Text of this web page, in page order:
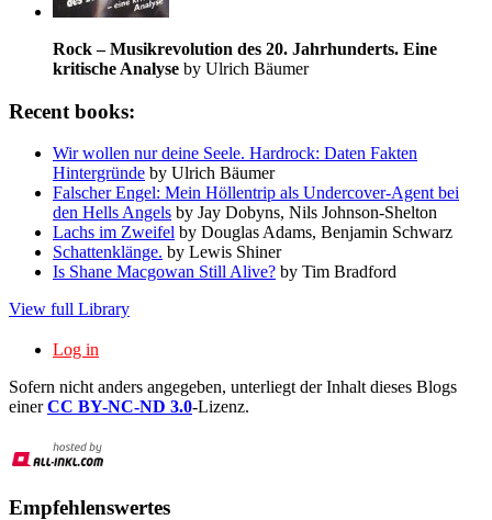
Rock – Musikrevolution des 20. Jahrhunderts. Eine
kritische Analyse by Ulrich Bäumer
Recent books:
Wir wollen nur deine Seele. Hardrock: Daten Fakten
Hintergründe by Ulrich Bäumer
Falscher Engel: Mein Höllentrip als Undercover-Agent bei
den Hells Angels by Jay Dobyns, Nils Johnson-Shelton
Lachs im Zweifel by Douglas Adams, Benjamin Schwarz
Schattenklänge. by Lewis Shiner
Is Shane Macgowan Still Alive? by Tim Bradford
View full Library
Log in
Sofern nicht anders angegeben, unterliegt der Inhalt dieses Blogs
einerCC BY-NC-ND 3.0-Lizenz.
Empfehlenswertes